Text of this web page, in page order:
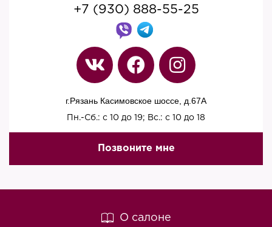
+7 (930) 888-55-25
г.Рязань Касимовское шоссе, д.67A
Пн.-Сб.: с 10 до 19; Вс.: с 10 до 18
Позвоните мне
О салоне